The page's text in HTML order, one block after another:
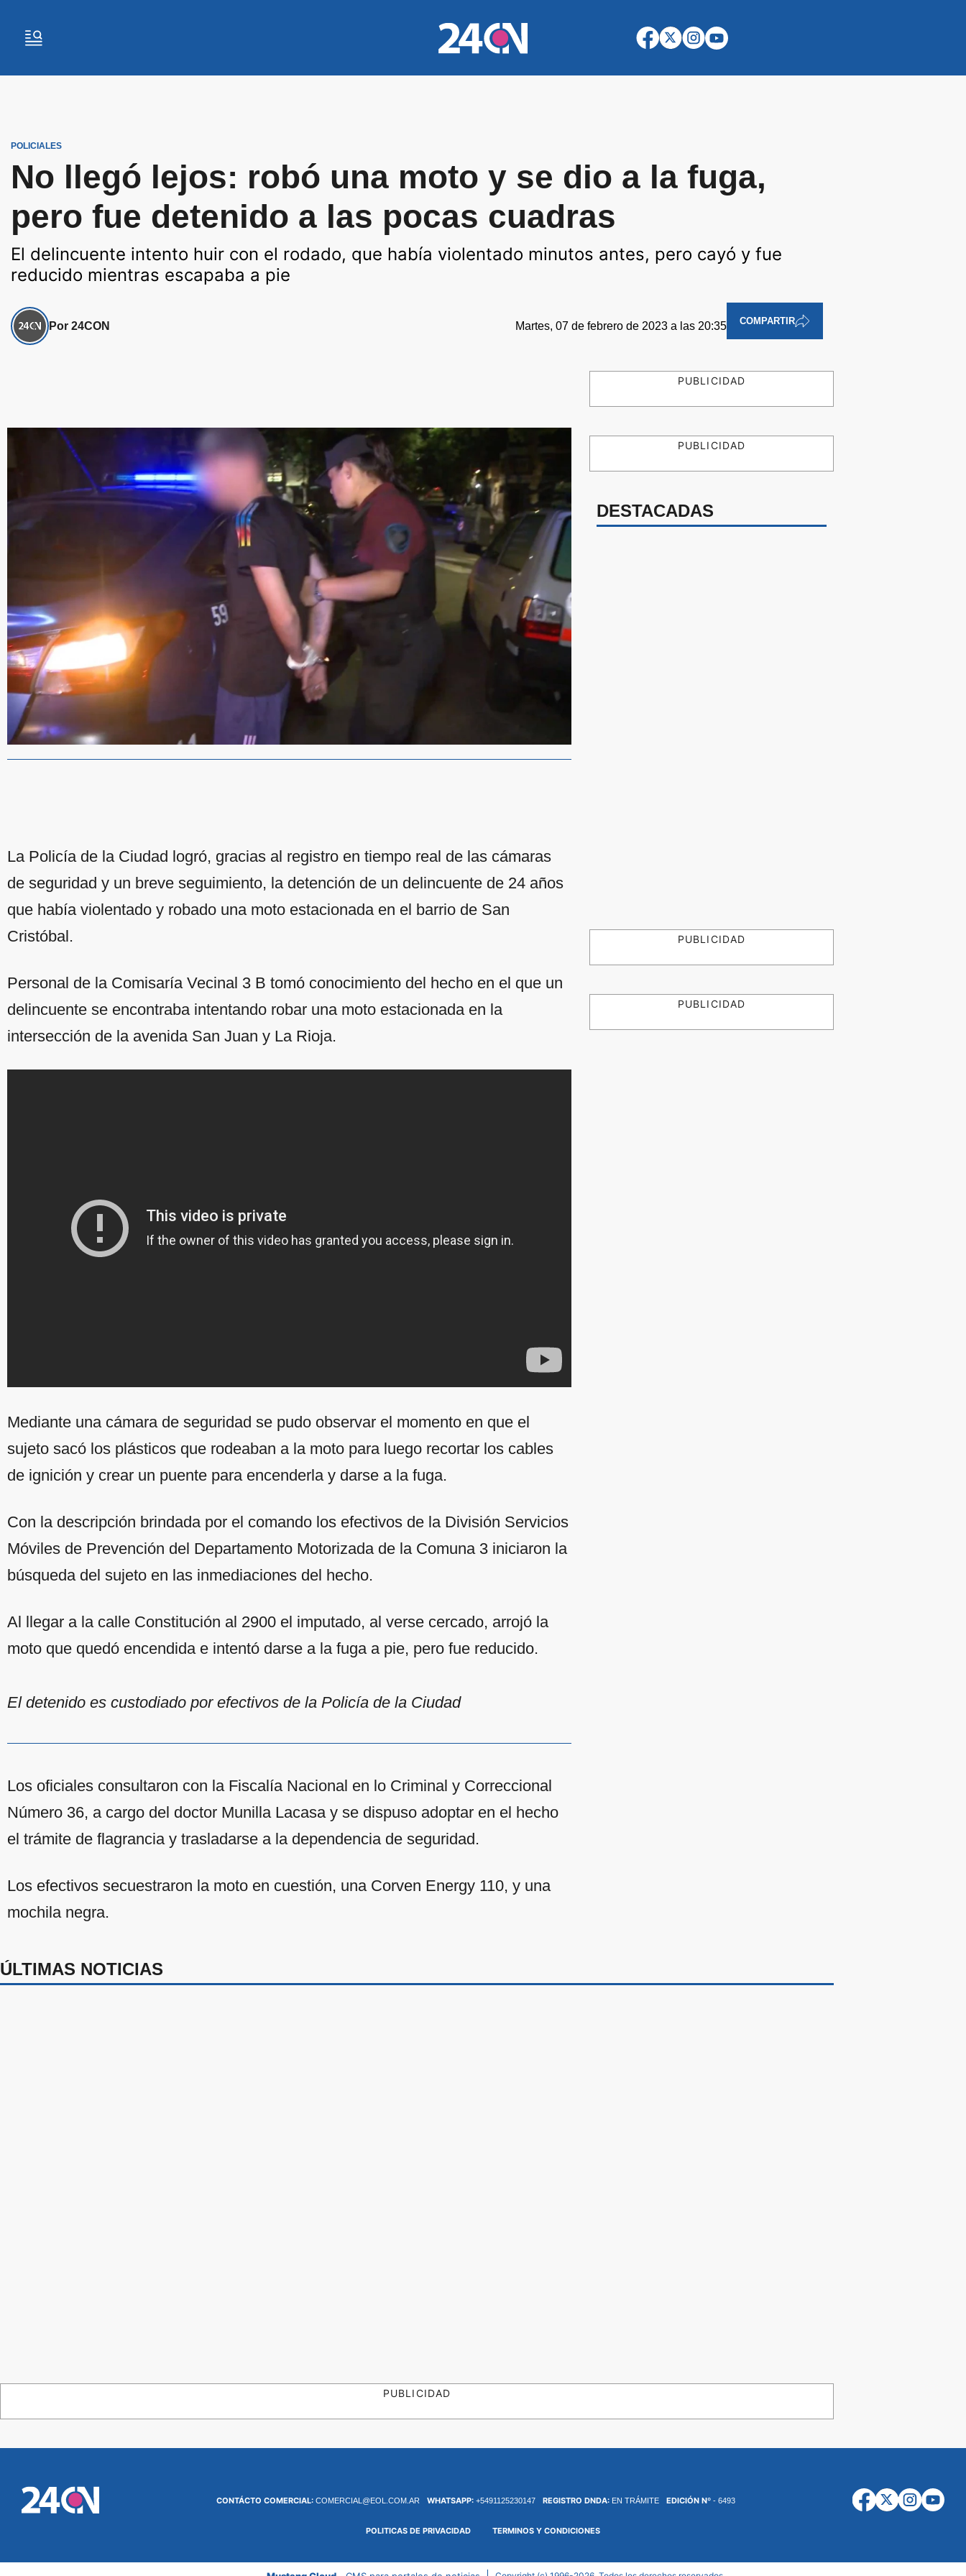
POLICIALES
No llegó lejos: robó una moto y se dio a la fuga,
pero fue detenido a las pocas cuadras
El delincuente intento huir con el rodado, que había violentado minutos antes, pero cayó y fue
reducido mientras escapaba a pie
Por 24CON Martes, 07 de febrero de 2023 a las 20:35 COMPARTIR
La Policía de la Ciudad logró, gracias al registro en tiempo real de las cámaras
de seguridad y un breve seguimiento, la detención de un delincuente de 24 años
que había violentado y robado una moto estacionada en el barrio de San
Cristóbal.
Personal de la Comisaría Vecinal 3 B tomó conocimiento del hecho en el que un
delincuente se encontraba intentando robar una moto estacionada en la
intersección de la avenida San Juan y La Rioja.
Mediante una cámara de seguridad se pudo observar el momento en que el
sujeto sacó los plásticos que rodeaban a la moto para luego recortar los cables
de ignición y crear un puente para encenderla y darse a la fuga.
Con la descripción brindada por el comando los efectivos de la División Servicios
Móviles de Prevención del Departamento Motorizada de la Comuna 3 iniciaron la
búsqueda del sujeto en las inmediaciones del hecho.
Al llegar a la calle Constitución al 2900 el imputado, al verse cercado, arrojó la
moto que quedó encendida e intentó darse a la fuga a pie, pero fue reducido.
El detenido es custodiado por efectivos de la Policía de la Ciudad
Los oficiales consultaron con la Fiscalía Nacional en lo Criminal y Correccional
Número 36, a cargo del doctor Munilla Lacasa y se dispuso adoptar en el hecho
el trámite de flagrancia y trasladarse a la dependencia de seguridad.
Los efectivos secuestraron la moto en cuestión, una Corven Energy 110, y una
mochila negra.
PUBLICIDAD
PUBLICIDAD
DESTACADAS
PUBLICIDAD
PUBLICIDAD
ÚLTIMAS NOTICIAS
PUBLICIDAD
CONTÁCTO COMERCIAL: COMERCIAL@EOL.COM.AR WHATSAPP: +5491125230147 REGISTRO DNDA: EN TRÁMITE EDICIÓN Nº - 6493
POLITICAS DE PRIVACIDAD TERMINOS Y CONDICIONES